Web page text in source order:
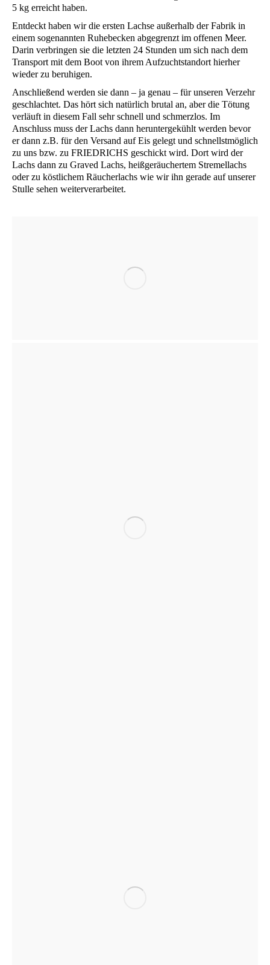
5 kg erreicht haben.
Ent­deckt haben wir die ers­ten Lach­se außer­halb der Fabrik in
einem soge­nann­ten Ruhe­be­cken abge­grenzt im offe­nen Meer.
Dar­in ver­brin­gen sie die letz­ten 24 Stun­den um sich nach dem
Trans­port mit dem Boot von ihrem Auf­zucht­stand­ort hier­her
wie­der zu beruhigen.
Anschlie­ßend wer­den sie dann – ja genau – für unse­ren Ver­zehr
geschlach­tet. Das hört sich natür­lich bru­tal an, aber die Tötung
ver­läuft in die­sem Fall sehr schnell und schmerz­los. Im
Anschluss muss der Lachs dann her­un­ter­ge­kühlt wer­den bevor
er dann z.B. für den Ver­sand auf Eis gelegt und schnellst­mög­lich
zu uns bzw. zu FRIEDRICHS geschickt wird. Dort wird der
Lachs dann zu Gra­ved Lachs, heiß­ge­räu­cher­tem Stre­mel­lachs
oder zu köst­li­chem Räu­cher­lachs wie wir ihn gera­de auf unse­rer
Stul­le sehen weiterverarbeitet.